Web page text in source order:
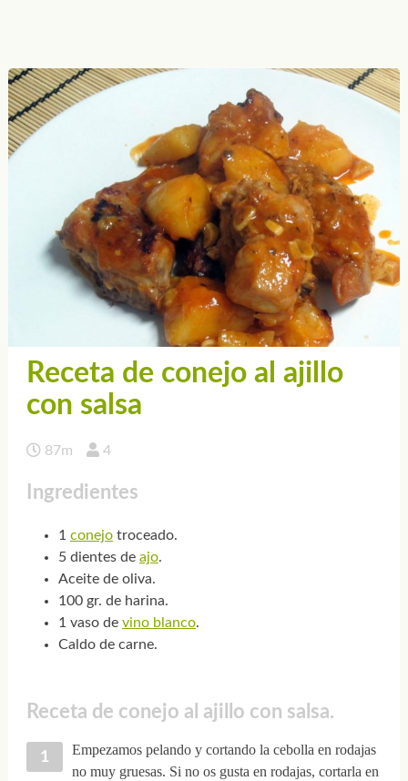
Receta de conejo al ajillo
con salsa
87m 4
Ingredientes
1 conejotroceado.
5 dientes de ajo.
Aceite de oliva.
100 gr. de harina.
1 vaso de vino blanco.
Caldo de carne.
Receta de conejo al ajillo con salsa.
Empezamos pelando y cortando la cebolla en rodajas
no muy gruesas. Si no os gusta en rodajas, cortarla en